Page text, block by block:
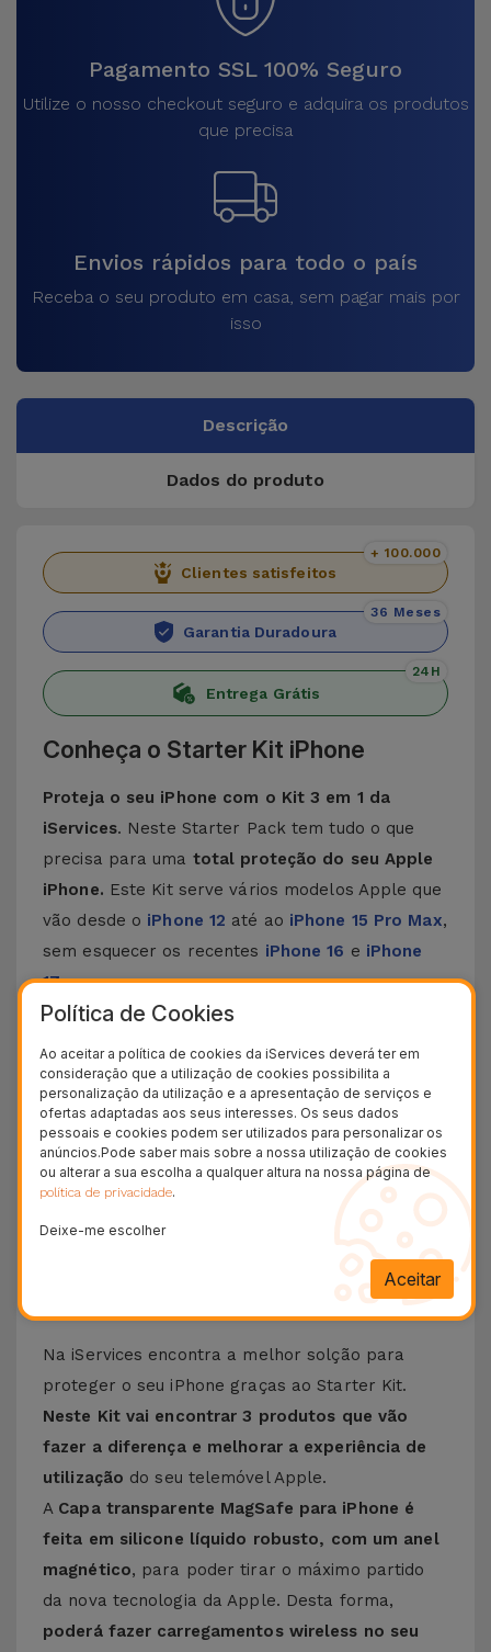
Pagamento SSL 100% Seguro
Utilize o nosso checkout seguro e adquira os produtos
que precisa
Envios rápidos para todo o país
Receba o seu produto em casa, sem pagar mais por
isso
Descrição
Dados do produto
Clientes satisfeitos
+ 100.000
Garantia Duradoura
36 Meses
Entrega Grátis
24H
Conheça o Starter Kit iPhone
Proteja o seu iPhone com o Kit 3 em 1 da
iServices. Neste Starter Pack tem tudo o que
precisa para uma total proteção do seu Apple
iPhone. Este Kit serve vários modelos Apple que
vão desde o iPhone 12 até ao iPhone 15 Pro Max,
sem esquecer os recentes iPhone 16 e iPhone
17.
No Starter Kit pode contar com uma
transparente MagSafe
película de
proteção de ecrãe aindapelículas para as
câmeras de iPhone. Mas não é tudo, comeste
Pack de Produtos vem um kit auxiliar de
limpeza do ecrã do iPhone. Não procure mais,
venha à iServices e compre o Starter Kit iPhone
e proteja o seu Smartphone Apple de qualquer
Como deixar o iPhone mais seguro?
Na iServices encontra a melhor solção para
proteger o seu iPhone graças ao Starter Kit.
Neste Kit vai encontrar 3 produtos que vão
fazer a diferença e melhorar a experiência de
utilização do seu telemóvel Apple.
A Capa transparente MagSafe para iPhone é
feita em silicone líquido robusto, com um anel
magnético, para poder tirar o máximo partido
da nova tecnologia da Apple. Desta forma,
poderá fazer carregamentos wireless no seu
Política de Cookies
Ao aceitar a política de cookies da iServices deverá ter em
consideração que a utilização de cookies possibilita a
personalização da utilização e a apresentação de serviços e
ofertas adaptadas aos seus interesses. Os seus dados
pessoais e cookies podem ser utilizados para personalizar os
anúncios.Pode saber mais sobre a nossa utilização de cookies
ou alterar a sua escolha a qualquer altura na nossa página de
política de privacidade.
Deixe-me escolher
Aceitar